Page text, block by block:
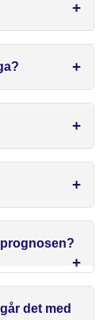
det med